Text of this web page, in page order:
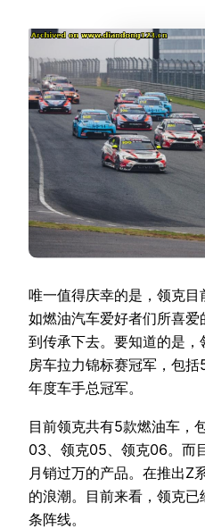
唯一值得庆幸的是，领克
如燃油汽车爱好者们所喜
到传承下去。要知道的是
房车拉力锦标赛冠军，包
年度车手总冠军。
目前领克共有5款燃油车，
03、领克05、领克06。而
月销过万的产品。在推出Z
的浪潮。目前来看，领克
条阵线。